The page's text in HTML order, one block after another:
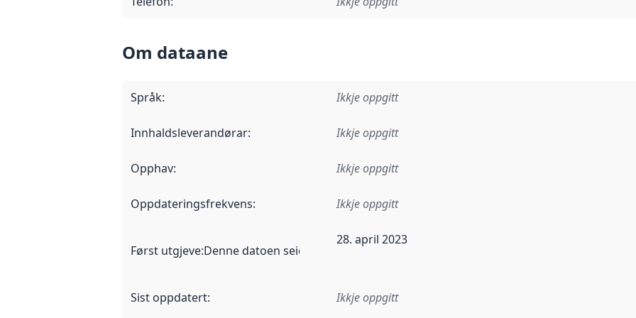
Om dataane
Språk: Ikkje oppgitt
Innhaldsleverandørar: Ikkje oppgitt
Opphav: Ikkje oppgitt
Oppdateringsfrekvens: Ikkje oppgitt
Først utgjeve:Denne datoen seier når dataa i dette datasettet først blei utgitt. Det kan ha
28. april 2023
Sist oppdatert: Ikkje oppgitt